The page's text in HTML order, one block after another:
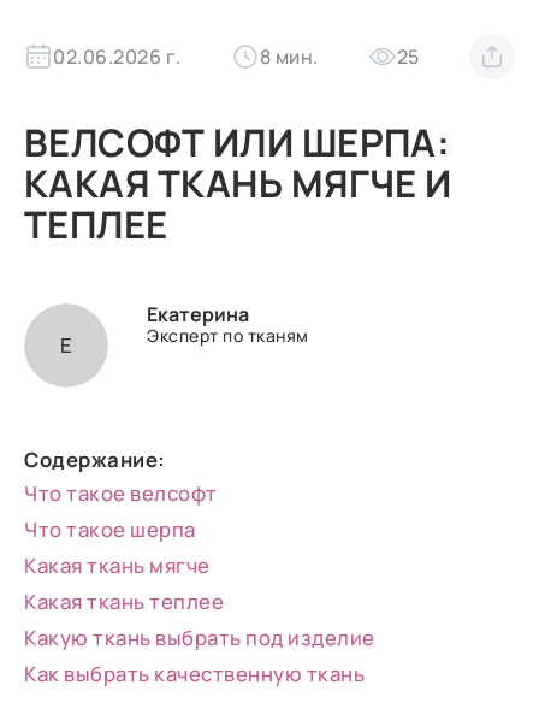
02.06.2026 г. 8 мин. 25
ВЕЛСОФТ ИЛИ ШЕРПА:
КАКАЯ ТКАНЬ МЯГЧЕ И
ТЕПЛЕЕ
Е
Екатерина
Эксперт по тканям
Содержание:
Что такое велсофт
Что такое шерпа
Какая ткань мягче
Какая ткань теплее
Какую ткань выбрать под изделие
Как выбрать качественную ткань